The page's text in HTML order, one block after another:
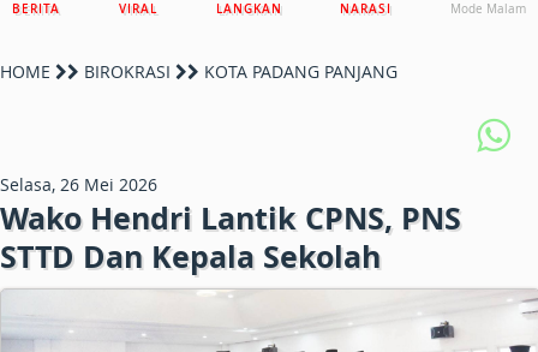
BERITA VIRAL LANGKAN NARASI Mode Malam
HOME BIROKRASI KOTA PADANG PANJANG
Selasa, 26 Mei 2026
Wako Hendri Lantik CPNS, PNS
STTD Dan Kepala Sekolah